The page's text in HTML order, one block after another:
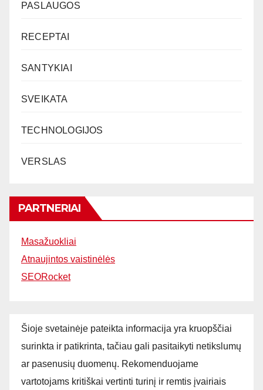
PASLAUGOS
RECEPTAI
SANTYKIAI
SVEIKATA
TECHNOLOGIJOS
VERSLAS
PARTNERIAI
Masažuokliai
Atnaujintos vaistinėlės
SEORocket
Šioje svetainėje pateikta informacija yra kruopščiai
surinkta ir patikrinta, tačiau gali pasitaikyti netikslumų
ar pasenusių duomenų. Rekomenduojame
vartotojams kritiškai vertinti turinį ir remtis įvairiais